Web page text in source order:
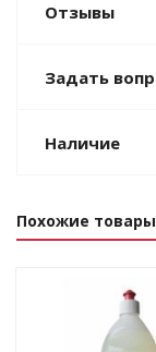
Отзывы
Задать
Наличие
Похожие товары